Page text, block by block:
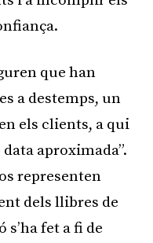
que han
a destemps, un
els clients, a qui
aproximada”.
representen
dels llibres de
fet a fi de